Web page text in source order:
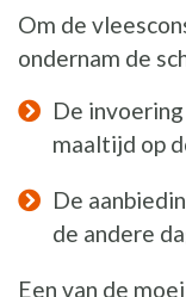
Om de
ondernam de
De
maaltijd op
De
de andere
Een van de